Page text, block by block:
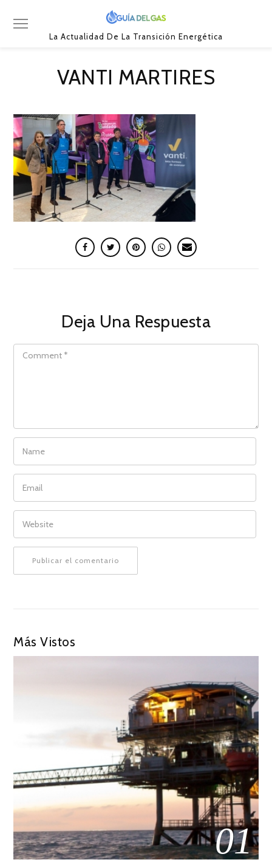
La Actualidad De La Transición Energética
VANTI MARTIRES
Deja Una Respuesta
COMMENT
NAME
EMAIL
WEBSITE
Más Vistos
01